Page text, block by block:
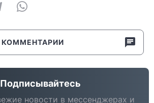
КОММЕНТАРИИ
Подписывайтесь
новости в мессенджерах и